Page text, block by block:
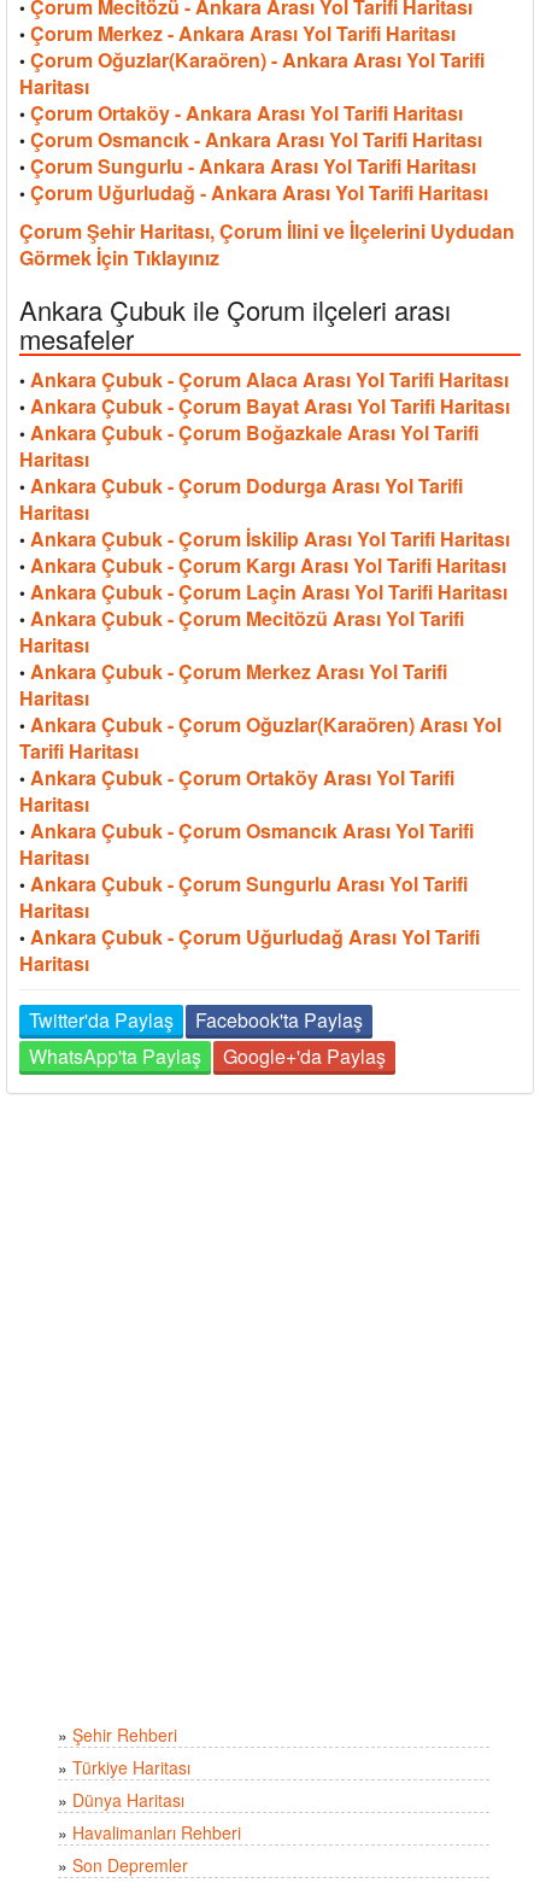
• Çorum Mecitözü - Ankara Arası Yol Tarifi Haritası
• Çorum Merkez - Ankara Arası Yol Tarifi Haritası
• Çorum Oğuzlar(Karaören) - Ankara Arası Yol Tarifi
Haritası
• Çorum Ortaköy - Ankara Arası Yol Tarifi Haritası
• Çorum Osmancık - Ankara Arası Yol Tarifi Haritası
• Çorum Sungurlu - Ankara Arası Yol Tarifi Haritası
• Çorum Uğurludağ - Ankara Arası Yol Tarifi Haritası
Çorum Şehir Haritası, Çorum İlini ve İlçelerini Uydudan
Görmek İçin Tıklayınız
Ankara Çubuk ile Çorum ilçeleri arası
mesafeler
• Ankara Çubuk - Çorum Alaca Arası Yol Tarifi Haritası
• Ankara Çubuk - Çorum Bayat Arası Yol Tarifi Haritası
• Ankara Çubuk - Çorum Boğazkale Arası Yol Tarifi
Haritası
• Ankara Çubuk - Çorum Dodurga Arası Yol Tarifi
Haritası
• Ankara Çubuk - Çorum İskilip Arası Yol Tarifi Haritası
• Ankara Çubuk - Çorum Kargı Arası Yol Tarifi Haritası
• Ankara Çubuk - Çorum Laçin Arası Yol Tarifi Haritası
• Ankara Çubuk - Çorum Mecitözü Arası Yol Tarifi
Haritası
• Ankara Çubuk - Çorum Merkez Arası Yol Tarifi
Haritası
• Ankara Çubuk - Çorum Oğuzlar(Karaören) Arası Yol
Tarifi Haritası
• Ankara Çubuk - Çorum Ortaköy Arası Yol Tarifi
Haritası
• Ankara Çubuk - Çorum Osmancık Arası Yol Tarifi
Haritası
• Ankara Çubuk - Çorum Sungurlu Arası Yol Tarifi
Haritası
• Ankara Çubuk - Çorum Uğurludağ Arası Yol Tarifi
Haritası
Twitter'da Paylaş
Facebook'ta Paylaş
WhatsApp'ta Paylaş
Google+'da Paylaş
» Şehir Rehberi
» Türkiye Haritası
» Dünya Haritası
» Havalimanları Rehberi
» Son Depremler